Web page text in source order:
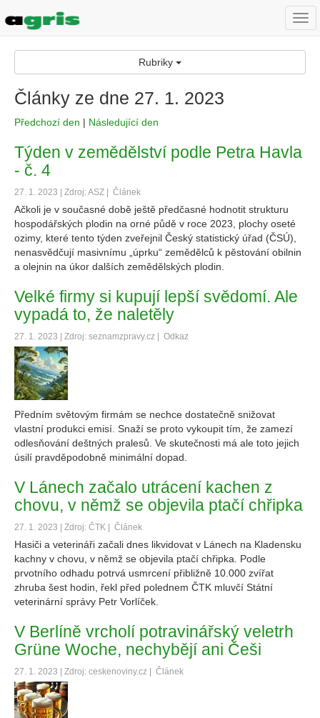
Rubriky
Články ze dne 27. 1. 2023
Předchozí den | Následující den
Týden v zemědělství podle Petra Havla
- č. 4
27. 1. 2023 | Zdroj: ASZ | Článek
Ačkoli je v současné době ještě předčasné hodnotit strukturu
hospodářských plodin na orné půdě v roce 2023, plochy oseté
ozimy, které tento týden zveřejnil Český statistický úřad (ČSÚ),
nenasvědčují masivnímu „úprku“ zemědělců k pěstování obilnin
a olejnin na úkor dalších zemědělských plodin.
Velké firmy si kupují lepší svědomí. Ale
vypadá to, že naletěly
27. 1. 2023 | Zdroj: seznamzpravy.cz | Odkaz
Předním světovým firmám se nechce dostatečně snižovat
vlastní produkci emisí. Snaží se proto vykoupit tím, že zamezí
odlesňování deštných pralesů. Ve skutečnosti má ale toto jejich
úsilí pravděpodobně minimální dopad.
V Lánech začalo utrácení kachen z
chovu, v němž se objevila ptačí chřipka
27. 1. 2023 | Zdroj: ČTK | Článek
Hasiči a veterináři začali dnes likvidovat v Lánech na Kladensku
kachny v chovu, v němž se objevila ptačí chřipka. Podle
prvotního odhadu potrvá usmrcení přibližně 10.000 zvířat
zhruba šest hodin, řekl před polednem ČTK mluvčí Státní
veterinární správy Petr Vorlíček.
V Berlíně vrcholí potravinářský veletrh
Grüne Woche, nechybějí ani Češi
27. 1. 2023 | Zdroj: ceskenoviny.cz | Článek